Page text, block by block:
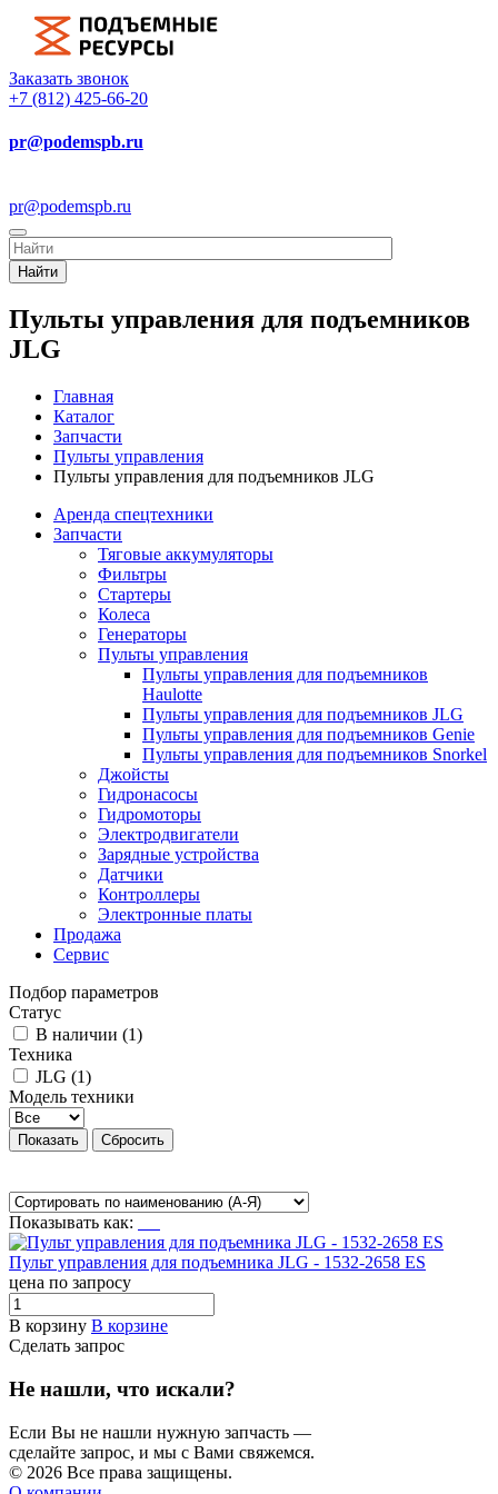
Заказать звонок
+7 (812) 425-66-20
pr@podemspb.ru
pr@podemspb.ru
Найти
Пульты управления для подъемников
JLG
Главная
Каталог
Запчасти
Пульты управления
Пульты управления для подъемников JLG
Аренда спецтехники
Запчасти
Тяговые аккумуляторы
Фильтры
Стартеры
Колеса
Генераторы
Пульты управления
Пульты управления для подъемников
Haulotte
Пульты управления для подъемников JLG
Пульты управления для подъемников Genie
Пульты управления для подъемников Snorkel
Джойсты
Гидронасосы
Гидромоторы
Электродвигатели
Зарядные устройства
Датчики
Контроллеры
Электронные платы
Продажа
Сервис
Подбор параметров
Статус
В наличии (1)
Техника
JLG (1)
Модель техники
Показывать как:
Пульт управления для подъемника JLG - 1532-2658 ES
цена по запросу
В корзину В корзине
Сделать запрос
Не нашли, что искали?
Если Вы не нашли нужную запчасть —
сделайте запрос, и мы с Вами свяжемся.
© 2026 Все права защищены.